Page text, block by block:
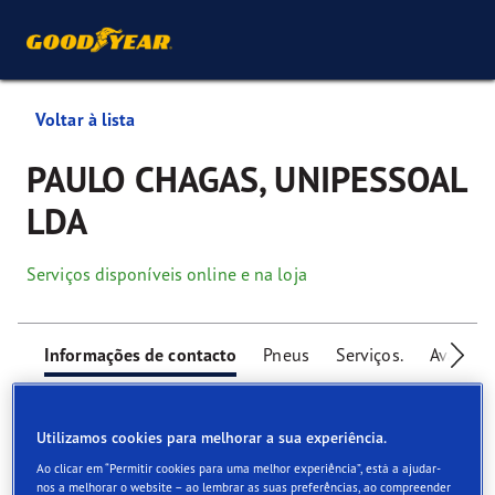
Voltar à lista
PAULO CHAGAS, UNIPESSOAL
LDA
Serviços disponíveis online e na loja
Informações de contacto Pneus Serviços.
Utilizamos cookies para melhorar a sua experiência.
Ao clicar em “Permitir cookies para uma melhor experiência”, está a ajudar-
nos a melhorar o website – ao lembrar as suas preferências, ao compreender